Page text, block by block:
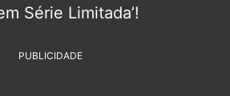
Série Limitada’!
PUBLICIDADE